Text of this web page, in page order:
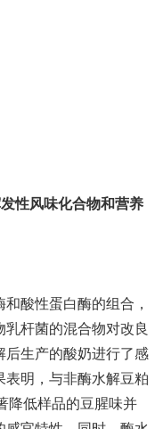
性风味化合物和营养
酸性蛋白酶的组合，
杆菌的混合物对改良
后生产的酸奶进行了感
明，与非酶水解豆粕
降低样品的豆腥味并